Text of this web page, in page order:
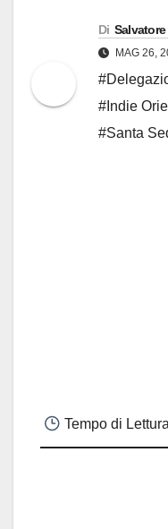
Di
MAG 26,
#Indie
#Santa
Tempo di Lettura